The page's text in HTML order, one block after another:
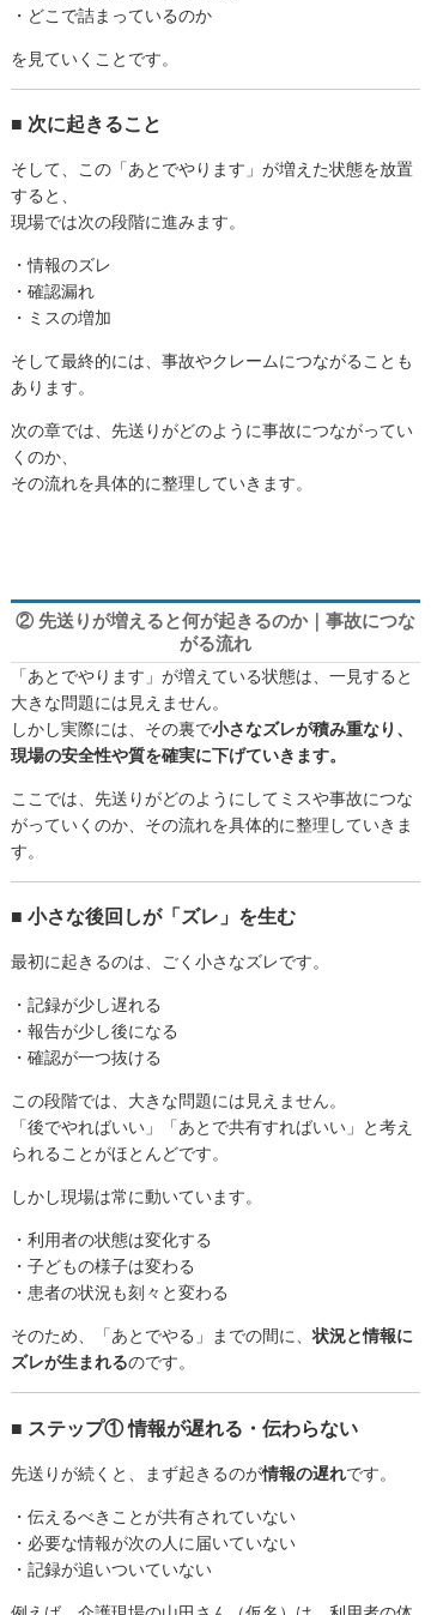
・どこで詰まっているのか
を見ていくことです。
■ 次に起きること
そして、この「あとでやります」が増えた状態を放置
すると、
現場では次の段階に進みます。
・情報のズレ
・確認漏れ
・ミスの増加
そして最終的には、事故やクレームにつながることも
あります。
次の章では、先送りがどのように事故につながってい
くのか、
その流れを具体的に整理していきます。
② 先送りが増えると何が起きるのか｜事故につな
がる流れ
「あとでやります」が増えている状態は、一見すると
大きな問題には見えません。
しかし実際には、その裏で小さなズレが積み重なり、
現場の安全性や質を確実に下げていきます。
ここでは、先送りがどのようにしてミスや事故につな
がっていくのか、その流れを具体的に整理していきま
す。
■ 小さな後回しが「ズレ」を生む
最初に起きるのは、ごく小さなズレです。
・記録が少し遅れる
・報告が少し後になる
・確認が一つ抜ける
この段階では、大きな問題には見えません。
「後でやればいい」「あとで共有すればいい」と考え
られることがほとんどです。
しかし現場は常に動いています。
・利用者の状態は変化する
・子どもの様子は変わる
・患者の状況も刻々と変わる
そのため、「あとでやる」までの間に、状況と情報に
ズレが生まれるのです。
■ ステップ① 情報が遅れる・伝わらない
先送りが続くと、まず起きるのが情報の遅れです。
・伝えるべきことが共有されていない
・必要な情報が次の人に届いていない
・記録が追いついていない